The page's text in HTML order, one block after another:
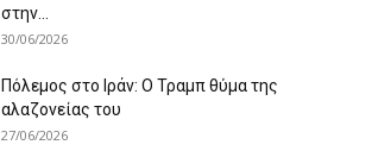
στην...
30/06/2026
Πόλεμος στο Ιράν: Ο Τραμπ θύμα της
αλαζονείας του
27/06/2026